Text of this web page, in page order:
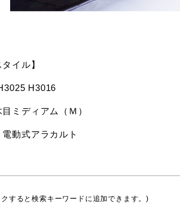
イル】
H3016
ミディアム（Ｍ）
動式アラカルト
クすると検索キーワードに追加できます。)